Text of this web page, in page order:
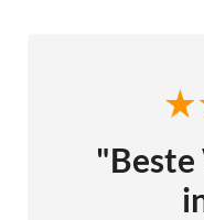
"Beste